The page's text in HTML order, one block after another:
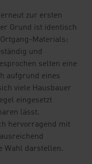
zur ersten
Grund ist identisch
Materials:
und
selten eine
aufgrund eines
viele Hausbauer
eingesetzt
lässt.
hervorragend mit
Wahl darstellen.